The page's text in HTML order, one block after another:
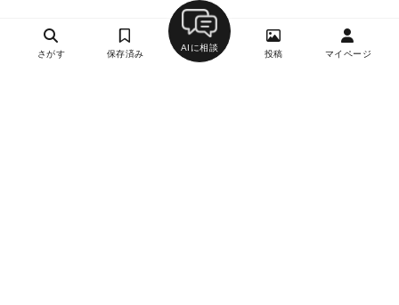
さがす 保存済み
AIに相談
投稿 マイページ